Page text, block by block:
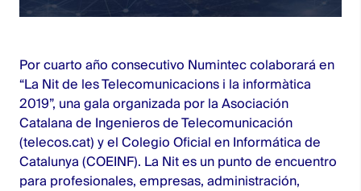
Por cuarto año consecutivo Numintec colaborará en
“La Nit de les Telecomunicacions i la informàtica
2019”, una gala organizada por la Asociación
Catalana de Ingenieros de Telecomunicación
(telecos.cat) y el Colegio Oficial en Informática de
Catalunya (COEINF). La Nit es un punto de encuentro
para profesionales, empresas, administración,